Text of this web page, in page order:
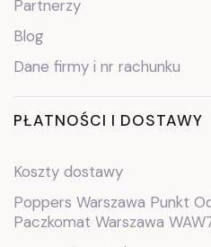
Partnerzy
Blog
Dane firmy i nr rachunku
PŁATNOŚCI I DOSTAWY
Koszty dostawy
Poppers Warszawa Punkt
Paczkomat Warszawa